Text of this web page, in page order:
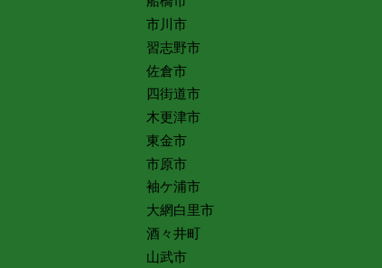
市川市
習志野市
佐倉市
四街道市
木更津市
東金市
市原市
袖ケ浦市
大網白里市
酒々井町
山武市